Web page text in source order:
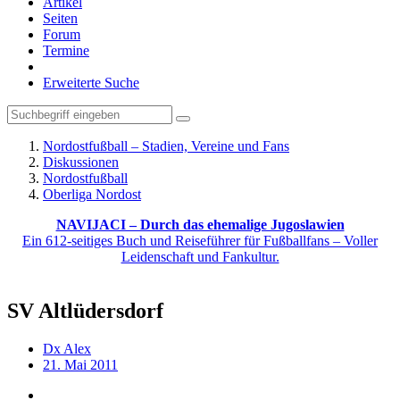
Seiten
Forum
Termine
Erweiterte Suche
Nordostfußball – Stadien, Vereine und Fans
Diskussionen
Nordostfußball
Oberliga Nordost
NAVIJACI – Durch das ehemalige Jugoslawien
Ein 612-seitiges Buch und Reiseführer für Fußballfans – Voller
Leidenschaft und Fankultur.
SV Altlüdersdorf
Dx Alex
21. Mai 2011